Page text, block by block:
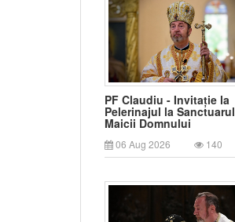
PF Claudiu - Invitație la
Pelerinajul la Sanctuarul
Maicii Domnului
06 Aug 2026 140